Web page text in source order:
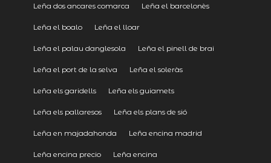
Leña dos ancares comarca Leña el barcelonès
Leña el boalo Leña el lloar
Leña el palau danglesola Leña el pinell de brai
Leña el port de la selva Leña el soleràs
Leña els garidells Leña els guiamets
Leña els pallaresos Leña els plans de sió
Leña en majadahonda Leña encina madrid
Leña encina precio Leña encina